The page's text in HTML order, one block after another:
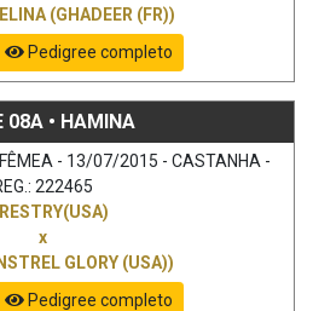
(GHADEER (FR))
Pedigree completo
08A • HAMINA
FÊMEA - 13/07/2015 - CASTANHA -
222465
x
GLORY (USA))
Pedigree completo